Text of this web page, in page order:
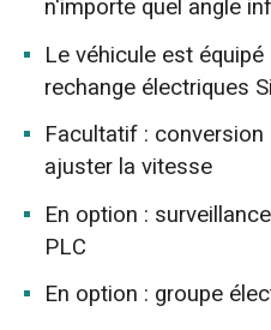
n'importe quel angle
Le véhicule est
rechange électriques
Facultatif :
ajuster la vitesse
En option :
PLC
En option : groupe